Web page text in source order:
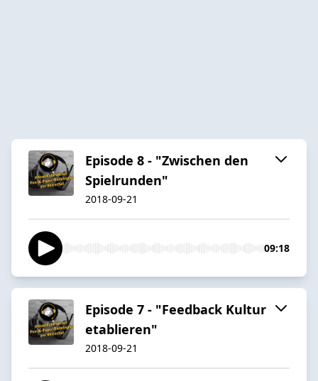
Episode 8 - "Zwischen den
Spielrunden"
2018-09-21
09:18
Episode 7 - "Feedback Kultur
etablieren"
2018-09-21